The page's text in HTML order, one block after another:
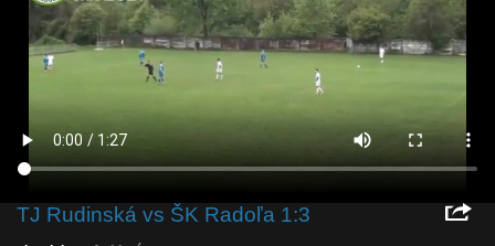
TJ Rudinská vs ŠK Radoľa 1:3